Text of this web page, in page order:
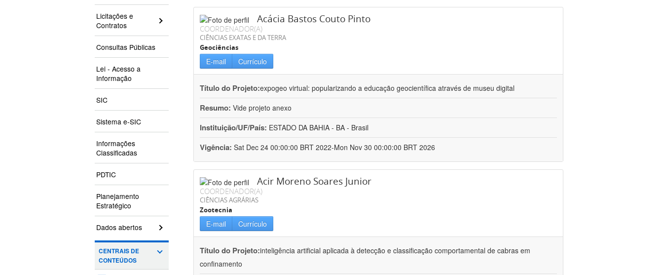
Licitações e
Contratos
Consultas Públicas
Lei - Acesso a
Informação
SIC
Sistema e-SIC
Informações
Classificadas
PDTIC
Planejamento
Estratégico
Dados abertos
CENTRAIS DE
CONTEÚDOS
Acácia Bastos Couto Pinto
COORDENADOR(A)
CIÊNCIAS EXATAS E DA TERRA
Geociências
E-mail Currículo
Título do Projeto:expogeo virtual: popularizando a educação geocientífica através de museu digital
Resumo: Vide projeto anexo
Instituição/UF/País: ESTADO DA BAHIA - BA - Brasil
Vigência: Sat Dec 24 00:00:00 BRT 2022-Mon Nov 30 00:00:00 BRT 2026
Acir Moreno Soares Junior
COORDENADOR(A)
CIÊNCIAS AGRÁRIAS
Zootecnia
E-mail Currículo
Título do Projeto:inteligência artificial aplicada à detecção e classificação comportamental de cabras em
confinamento